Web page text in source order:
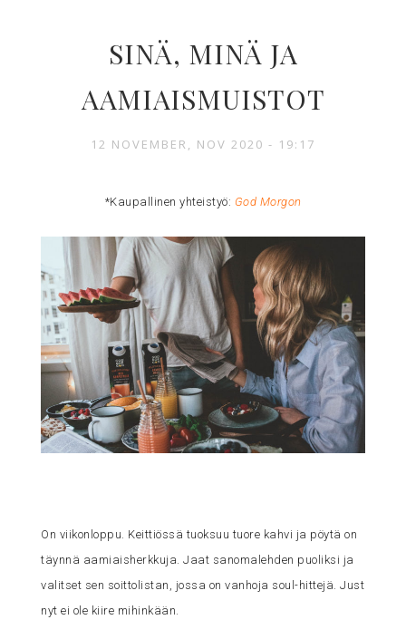
SINÄ, MINÄ JA
AAMIAISMUISTOT
12 NOVEMBER, NOV 2020 - 19:17
*Kaupallinen yhteistyö: God Morgon
On viikonloppu. Keittiössä tuoksuu tuore kahvi ja pöytä on
täynnä aamiaisherkkuja. Jaat sanomalehden puoliksi ja
valitset sen soittolistan, jossa on vanhoja soul-hittejä. Just
nyt ei ole kiire mihinkään.